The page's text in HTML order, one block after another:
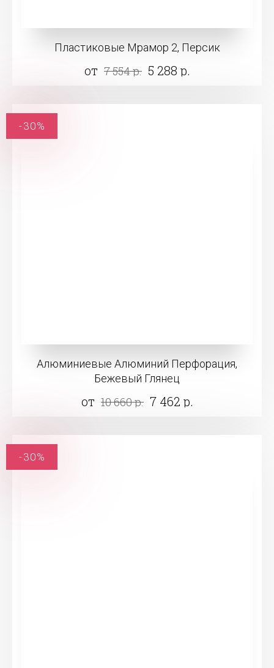
Пластиковые Мрамор 2, Персик
от 7 554 р. 5 288 р.
Алюминиевые Алюминий Перфорация,
Бежевый Глянец
от 10 660 р. 7 462 р.
-30%
-30%